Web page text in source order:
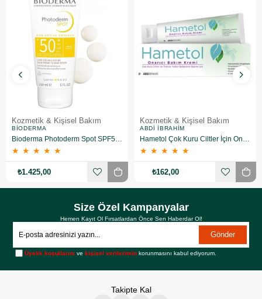
Kozmetik & Kişisel Bakım
BIODERMA
★ ★ ★ ★ ★
₺1.425,00
Kozmetik & Kişisel Bakım
ABDI İBRAHIM
★ ★ ★ ★ ★
₺162,00
Size Özel Kampanyalar
Hemen Kayıt Ol Fırsatlardan Önce Sen Haberdar Ol!
Gönder
Üyelik koşullarını vekişisel verilerimin korunmasını kabul ediyorum.
Takipte Kal